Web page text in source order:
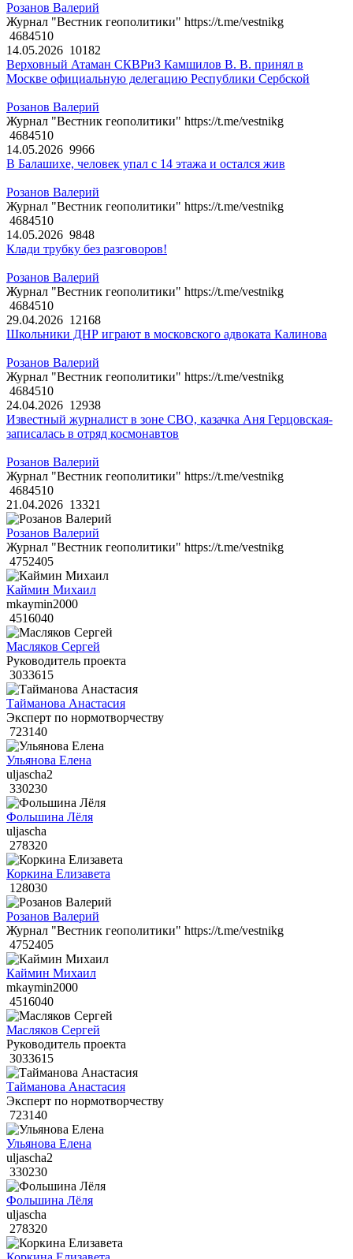
Розанов Валерий
Журнал "Вестник геополитики" https://t.me/vestnikg
4684510
14.05.2026 10182
Верховный Атаман СКВРиЗ Камшилов В. В. принял в
Москве официальную делегацию Республики Сербской
Розанов Валерий
Журнал "Вестник геополитики" https://t.me/vestnikg
4684510
14.05.2026 9966
В Балашихе, человек упал с 14 этажа и остался жив
Розанов Валерий
Журнал "Вестник геополитики" https://t.me/vestnikg
4684510
14.05.2026 9848
Клади трубку без разговоров!
Розанов Валерий
Журнал "Вестник геополитики" https://t.me/vestnikg
4684510
29.04.2026 12168
Школьники ДНР играют в московского адвоката Калинова
Розанов Валерий
Журнал "Вестник геополитики" https://t.me/vestnikg
4684510
24.04.2026 12938
Известный журналист в зоне СВО, казачка Аня Герцовская-
записалась в отряд космонавтов
Розанов Валерий
Журнал "Вестник геополитики" https://t.me/vestnikg
4684510
21.04.2026 13321
Розанов Валерий
Журнал "Вестник геополитики" https://t.me/vestnikg
4752405
Каймин Михаил
mkaymin2000
4516040
Масляков Сергей
Руководитель проекта
3033615
Тайманова Анастасия
Эксперт по нормотворчеству
723140
Ульянова Елена
uljascha2
330230
Фольшина Лёля
uljascha
278320
Коркина Елизавета
128030
Розанов Валерий
Журнал "Вестник геополитики" https://t.me/vestnikg
4752405
Каймин Михаил
mkaymin2000
4516040
Масляков Сергей
Руководитель проекта
3033615
Тайманова Анастасия
Эксперт по нормотворчеству
723140
Ульянова Елена
uljascha2
330230
Фольшина Лёля
uljascha
278320